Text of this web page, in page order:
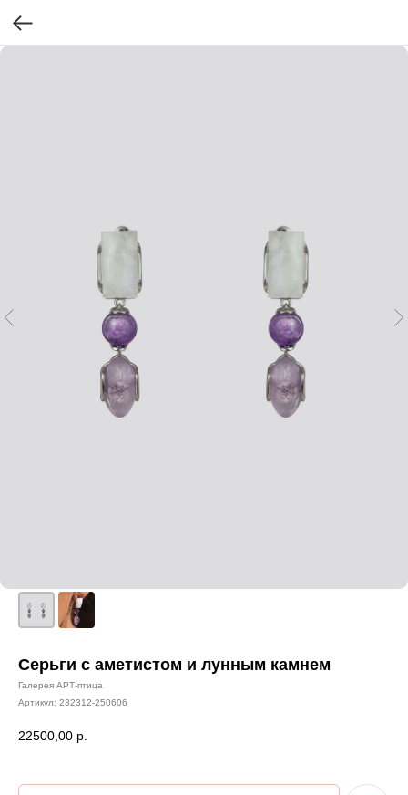
Серьги с аметистом и лунным камнем
Галерея АРТ-птица
Артикул: 232312-250606
22500,00 р.